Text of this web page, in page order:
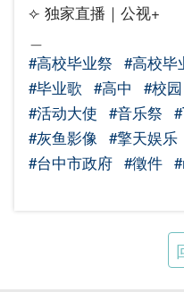
⟣ 独家直播｜公视+
#高校毕业祭 #高校毕
#毕业歌 #高中 #校园
#活动大使 #音乐祭
#灰鱼影像 #擎天娱乐
#台中市政府 #徵件